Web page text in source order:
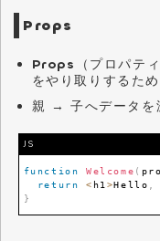
Props
Props
（プロパテ
をやり取りするため
親 → 子へデータを
JS
function Welcome (
return
< h1 >Hello
}